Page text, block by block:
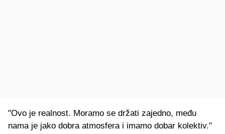
"Ovo je realnost. Moramo se držati zajedno, među
nama je jako dobra atmosfera i imamo dobar kolektiv."